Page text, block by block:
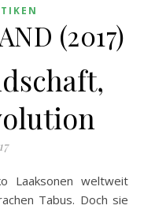
(2017)
Tabus. Doch sie